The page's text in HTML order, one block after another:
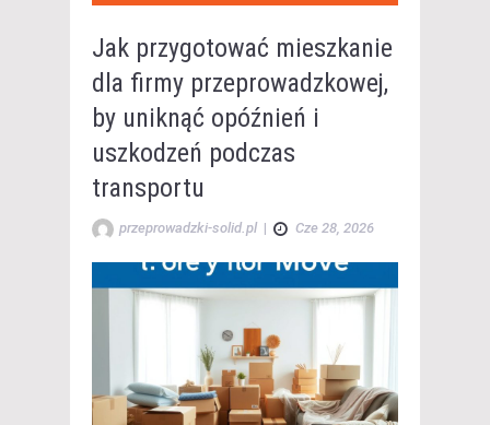
Jak przygotować mieszkanie
dla firmy przeprowadzkowej,
by uniknąć opóźnień i
uszkodzeń podczas
transportu
przeprowadzki-solid.pl | Cze 28, 2026